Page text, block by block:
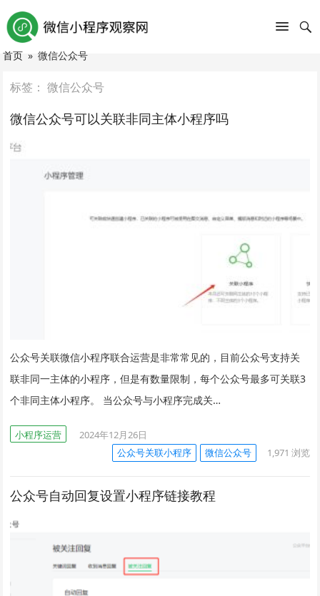
首页 » 微信公众号
标签：微信公众号
微信公众号可以关联非同主体小程序吗
公众号关联微信小程序联合运营是非常常见的，目前公众号支持关
联非同一主体的小程序，但是有数量限制，每个公众号最多可关联3
个非同主体小程序。 当公众号与小程序完成关…
小程序运营
2024年12月26日
公众号关联小程序
微信公众号 1,971 浏览
公众号自动回复设置小程序链接教程